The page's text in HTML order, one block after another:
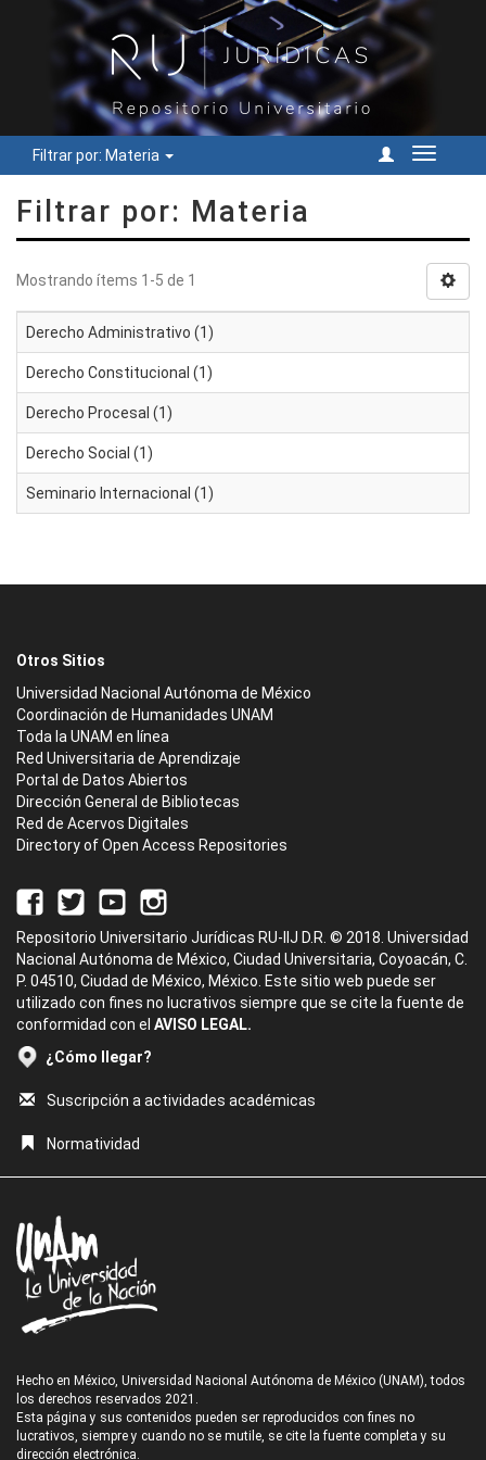
Filtrar por: Materia
Cambiar
Filtrar por: Materia
Mostrando ítems 1-5 de 1
Derecho Administrativo (1)
Derecho Constitucional (1)
Derecho Procesal (1)
Derecho Social (1)
Seminario Internacional (1)
Otros Sitios
Universidad Nacional Autónoma de México
Coordinación de Humanidades UNAM
Toda la UNAM en línea
Red Universitaria de Aprendizaje
Portal de Datos Abiertos
Dirección General de Bibliotecas
Red de Acervos Digitales
Directory of Open Access Repositories
Repositorio Universitario Jurídicas RU-IIJ D.R. © 2018. Universidad
Nacional Autónoma de México, Ciudad Universitaria, Coyoacán, C.
P. 04510, Ciudad de México, México. Este sitio web puede ser
utilizado con fines no lucrativos siempre que se cite la fuente de
conformidad con el AVISO LEGAL.
¿Cómo llegar?
Suscripción a actividades académicas
Normatividad
Hecho en México, Universidad Nacional Autónoma de México (UNAM), todos
los derechos reservados 2021.
Esta página y sus contenidos pueden ser reproducidos con fines no
lucrativos, siempre y cuando no se mutile, se cite la fuente completa y su
dirección electrónica.